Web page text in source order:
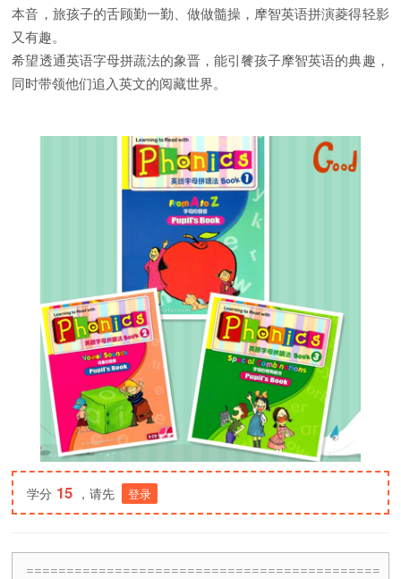
本音，旅孩子的舌顾勤一勤、做做髓操，摩智英语拼演菱得轻影
又有趣。
希望透通英语字母拼蔬法的象晋，能引餮孩子摩智英语的典趣，
同时带领他们追入英文的阅藏世界。
学分 15 ，请先 登录
============================================